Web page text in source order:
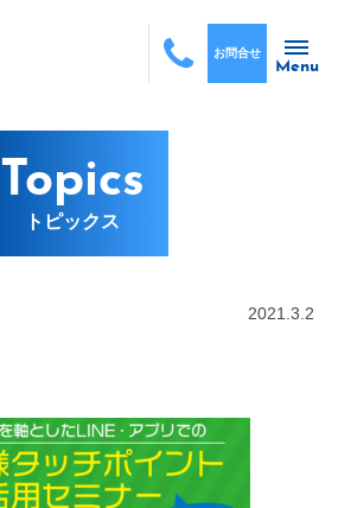
Menu
お問合せ
Topics
トピックス
2021.3.2